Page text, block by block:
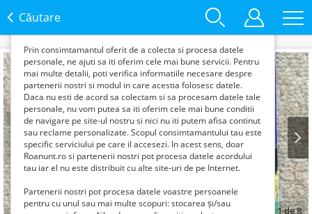
Căutare
Prev Next
1de8
date sunt folosite pentru analizarea traffic-ului pe site-ul
Prin consimtamantul oferit de a colecta si procesa datele
personale, ne ajuti sa iti oferim cele mai bune servicii. Pentru
mai multe detalii, poti verifica informatiile necesare despre
partenerii nostri si modul in care acestia folosesc datele.
Daca nu esti de acord sa colectam si sa procesam datele tale
personale, nu vom putea sa iti oferim cele mai bune conditii
de navigare pe site-ul nostru si nici nu iti putem afisa continut
sau reclame personalizate. Scopul consimtamantului tau este
specific serviciului pe care il accesezi. In acest sens, doar
Roanunt.ro si partenerii nostri pot procesa datele acordului
tau iar el nu este distribuit cu alte site-uri de pe Internet.
Partenerii nostri pot procesa datele voastre persoanele
pentru cu unul sau mai multe scopuri: stocarea și/sau